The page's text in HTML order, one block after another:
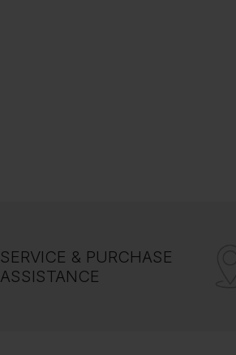
SERVICE & PURCHASE
ASSISTANCE